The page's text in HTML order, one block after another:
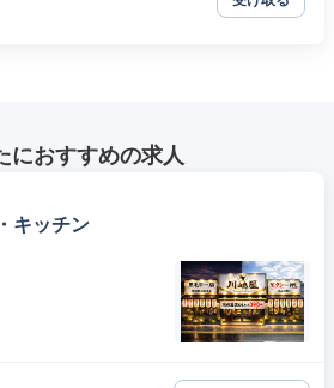
におすすめの求人
キッチン